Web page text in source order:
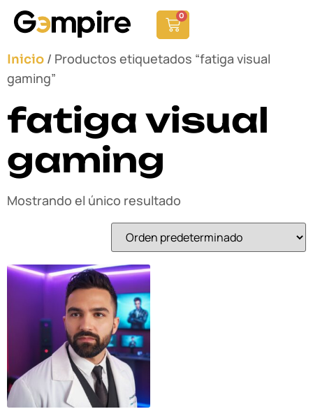
0
Inicio / Productos etiquetados “fatiga visual
gaming”
fatiga visual
gaming
Mostrando el único resultado